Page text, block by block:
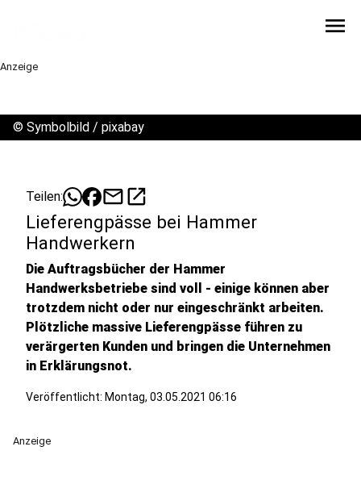
menu
Anzeige
© Symbolbild / pixabay
Teilen: mailopen_in_new
Lieferengpässe bei Hammer
Handwerkern
Die Auftragsbücher der Hammer
Handwerksbetriebe sind voll - einige können aber
trotzdem nicht oder nur eingeschränkt arbeiten.
Plötzliche massive Lieferengpässe führen zu
verärgerten Kunden und bringen die Unternehmen
in Erklärungsnot.
Veröffentlicht: Montag, 03.05.2021 06:16
Anzeige